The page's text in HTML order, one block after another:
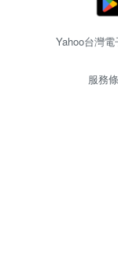
Yahoo台灣
服務